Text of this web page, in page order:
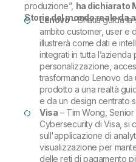
produzione”, ha dichiarato
Storie del mondo reale da
Lenovo– Bhatia guida la
ambito customer, user e
illustrerà come dati e
integrati in tutta
personalizzazione,
trasformando Lenovo da
prodotto a una realtà
e da un design centrato
Visa – Tim Wong,
Cybersecurity di Visa, si
sull'applicazione di
visualizzazione per
delle reti di pagamento